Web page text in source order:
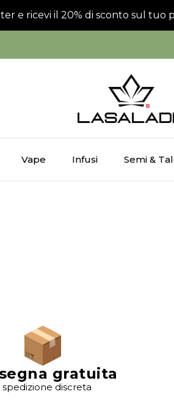
e ricevi il 20% di sconto sul tuo
Vape Infusi Semi &
gratuita
spedizione discreta